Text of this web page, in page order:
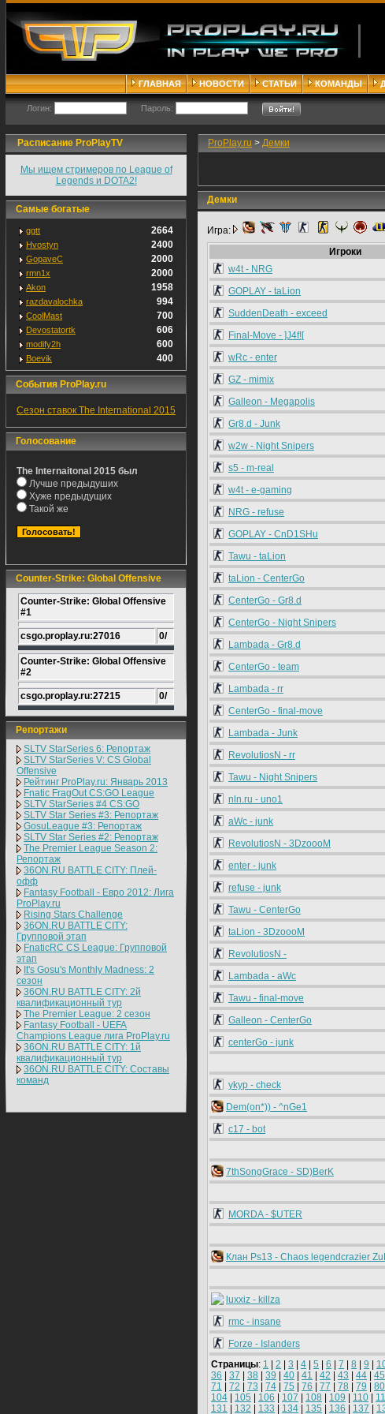
ГЛАВНАЯ НОВОСТИ СТАТЬИ КОМАНДЫ
Логин: Пароль:
Расписание ProPlayTV
Мы ищем стримеров по League of
Legends и DOTA2!
Самые богатые
ggtt 2664
Hvostyn 2400
GopaveC 2000
rmn1x 2000
Akon 1958
razdavalochka 994
CoolMast 700
Devostatortk 606
modify2h 600
Boevik 400
События ProPlay.ru
Сезон ставок The International 2015
Голосование
The Internaitonal 2015 был
Лучше предыдуших
Хуже предыдущих
Такой же
Counter-Strike: Global Offensive
Counter-Strike: Global Offensive
#1
csgo.proplay.ru:27016 0/
Counter-Strike: Global Offensive
#2
csgo.proplay.ru:27215 0/
Репортажи
SLTV StarSeries 6: Репортаж
SLTV StarSeries V: CS Global
Offensive
Рейтинг ProPlay.ru: Январь 2013
Fnatic FragOut CS:GO League
SLTV StarSeries #4 CS:GO
SLTV Star Series #3: Репортаж
GosuLeague #3: Репортаж
SLTV Star Series #2: Репортаж
The Premier League Season 2:
Репортаж
36ON.RU BATTLE CITY: Плей-
офф
Fantasy Football - Евро 2012: Лига
ProPlay.ru
Rising Stars Challenge
36ON.RU BATTLE CITY:
Групповой этап
FnaticRC CS League: Групповой
этап
It's Gosu's Monthly Madness: 2
сезон
36ON.RU BATTLE CITY: 2й
квалификационный тур
The Premier League: 2 cезон
Fantasy Football - UEFA
Champions League лига ProPlay.ru
36ON.RU BATTLE CITY: 1й
квалификационный тур
36ON.RU BATTLE CITY: Составы
команд
ProPlay.ru > Демки
Демки
Игра:
Игроки
w4t - NRG
GOPLAY - taLion
SuddenDeath - exceed
Final-Move - ]J4f![
wRc - enter
GZ - mimix
Galleon - Megapolis
Gr8.d - Junk
w2w - Night Snipers
s5 - m-real
w4t - e-gaming
NRG - refuse
GOPLAY - CnD1SHu
Tawu - taLion
taLion - CenterGo
CenterGo - Gr8.d
CenterGo - Night Snipers
Lambada - Gr8.d
CenterGo - team
Lambada - rr
CenterGo - final-move
Lambada - Junk
RevolutiosN - rr
Tawu - Night Snipers
nln.ru - uno1
aWc - junk
RevolutiosN - 3DzoooM
enter - junk
refuse - junk
Tawu - CenterGo
taLion - 3DzoooM
RevolutiosN -
Lambada - aWc
Tawu - final-move
Galleon - CenterGo
centerGo - junk
ykyp - check
Dem(on*)) - ^nGe1
c17 - bot
7thSongGrace - SD)BerK
MORDA - $UTER
Клан Ps13 - Chaos legendcrazier
luxxiz - killza
rmc - insane
Forze - Islanders
Страницы: 1 2 3 4 5 6 7 8 9
36
37 38 39 40 41 42 43 44 45
71
72 73 74 75 76 77 78 79 80
104
105 106 107 108 109 110
131
132 133 134 135 136 137